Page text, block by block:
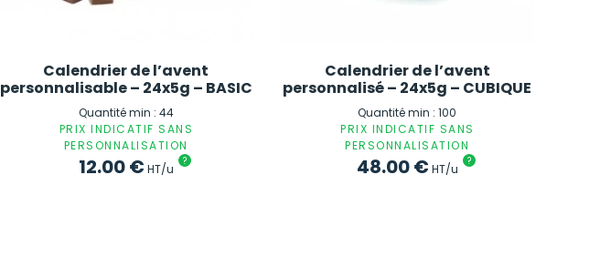
Calendrier de l’avent
personnalisable – 24x5g – BASIC
Quantité min : 44
PRIX INDICATIF SANS
PERSONNALISATION
12.00€HT/u
?
Calendrier de l’avent
personnalisé – 24x5g – CUBIQUE
Quantité min : 100
PRIX INDICATIF SANS
PERSONNALISATION
48.00€HT/u
?